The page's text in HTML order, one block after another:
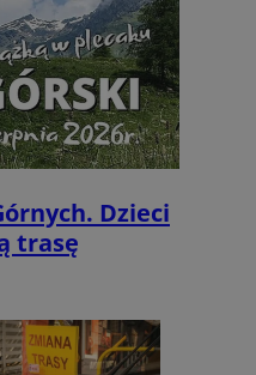
Dzieci
trasę